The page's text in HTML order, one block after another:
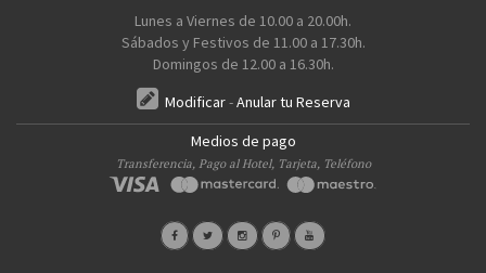
Lunes a Viernes de 10.00 a 20.00h.
Sábados y Festivos de 11.00 a 17.30h.
Domingos de 12.00 a 16.30h.
Modificar-Anular tu Reserva
Medios de pago
Transferencia, Pago al Hotel, Tarjeta, Teléfono